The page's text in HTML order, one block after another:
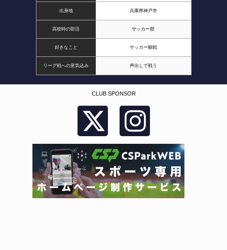
出身地 兵庫県神戸市
高校時の部活 サッカー部
好きなこと サッカー観戦
リーグ戦への意気込み 声出して戦う
CLUB SPONSOR